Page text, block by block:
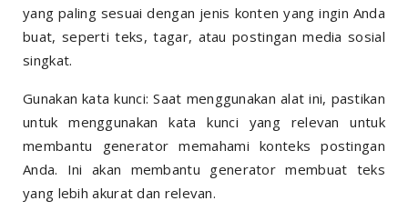
yang paling sesuai dengan jenis konten yang ingin Anda
buat, seperti teks, tagar, atau postingan media sosial
singkat.
Gunakan kata kunci: Saat menggunakan alat ini, pastikan
untuk menggunakan kata kunci yang relevan untuk
membantu generator memahami konteks postingan
Anda. Ini akan membantu generator membuat teks
yang lebih akurat dan relevan.